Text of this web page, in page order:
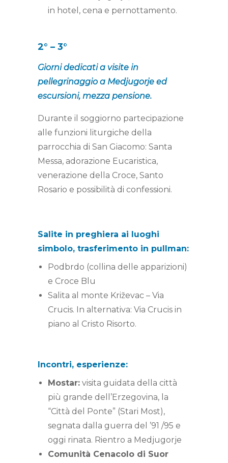
in hotel, cena e pernottamento.
2° – 3°
Giorni dedicati a visite in
pellegrinaggio a Medjugorje ed
escursioni, mezza pensione.
Durante il soggiorno partecipazione
alle funzioni liturgiche della
parrocchia di San Giacomo: Santa
Messa, adorazione Eucaristica,
venerazione della Croce, Santo
Rosario e possibilità di confessioni.
Salite in preghiera ai luoghi
simbolo, trasferimento in pullman:
Podbrdo (collina delle apparizioni)
e Croce Blu
Salita al monte Križevac – Via
Crucis. In alternativa: Via Crucis in
piano al Cristo Risorto.
Incontri, esperienze:
Mostar: visita guidata della città
più grande dell’Erzegovina, la
“Città del Ponte” (Stari Most),
segnata dalla guerra del ’91 /95 e
oggi rinata. Rientro a Medjugorje
Comunità Cenacolo di Suor